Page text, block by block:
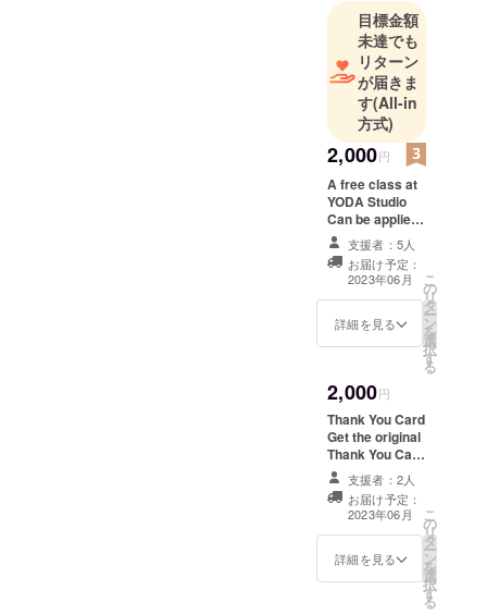
目標金額
未達でも
リターン
が届きま
す(All-in
方式)
2,000円
A free class at
YODA Studio
Can be applied
to: – Yoga –
Dance – Kids
classes ※ Valid
until: 15 July
2023 ※The
coupon will be
ヨガ – ダンス –
キッズレッスン
※有効期限：
2023年7月15日
※クーポンはメー
ルにて送信され
ます。
支援者：5人
お届け予定：
2023年06月
詳細を見る
こ
の
リ
タ
ー
ン
を
選
択
す
る
2,000円
Thank You Card
Get the original
Thank You Card
from YODA
signed by the
team. We
deliver all over
the world! ※We
will send the
支援者：2人
お届け予定：
2023年06月
詳細を見る
こ
の
リ
タ
ー
ン
を
選
択
す
る